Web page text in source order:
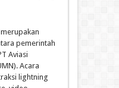
pemerintah
Aviasi
Acara
lightning